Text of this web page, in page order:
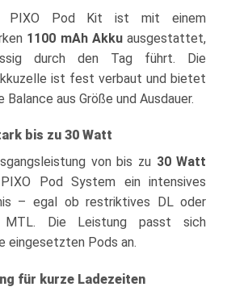
PIXO Pod Kit ist mit einem
1100 mAh Akkuausgestattet,
durch den Tag führt. Die
ist fest verbaut und bietet
Balance aus Größe und Ausdauer.
bis zu 30 Watt
von bis zu 30 Watt
Pod System ein intensives
– egal ob restriktives DL oder
MTL. Die Leistung passt sich
eingesetzten Pods an.
für kurze Ladezeiten